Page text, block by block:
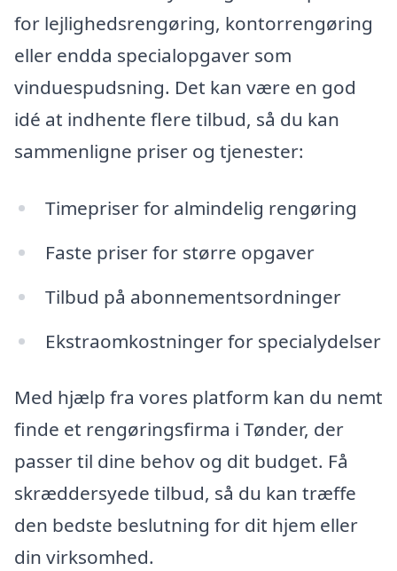
for lejlighedsrengøring, kontorrengøring
eller endda specialopgaver som
vinduespudsning. Det kan være en god
idé at indhente flere tilbud, så du kan
sammenligne priser og tjenester:
Timepriser for almindelig rengøring
Faste priser for større opgaver
Tilbud på abonnementsordninger
Ekstraomkostninger for specialydelser
Med hjælp fra vores platform kan du nemt
finde et rengøringsfirma i Tønder, der
passer til dine behov og dit budget. Få
skræddersyede tilbud, så du kan træffe
den bedste beslutning for dit hjem eller
din virksomhed.